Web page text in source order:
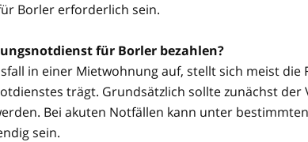
Borler erforderlich sein.
für Borler bezahlen?
in einer Mietwohnung auf, stellt sich meist die
trägt. Grundsätzlich sollte zunächst
Bei akuten Notfällen kann unter
sein.